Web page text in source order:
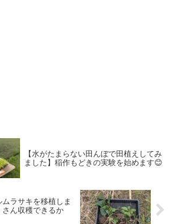
【水がたまらない田んぼで田植えしてみ
ました】稲作もどきの実験を始めます😊
ムラサキを移植しま
さん収穫できるか